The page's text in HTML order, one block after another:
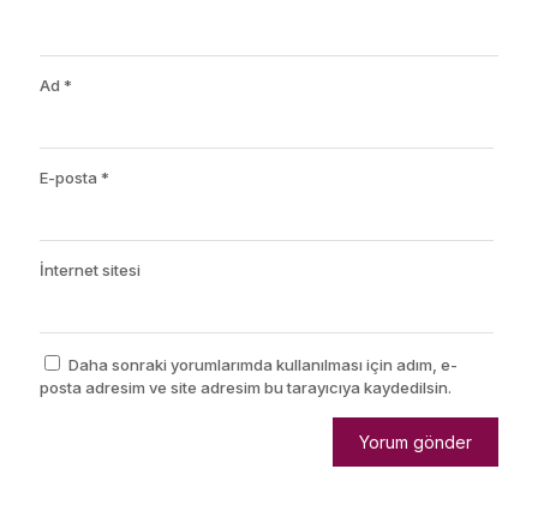
Ad *
E-posta *
İnternet sitesi
Daha sonraki yorumlarımda kullanılması için adım, e-
posta adresim ve site adresim bu tarayıcıya kaydedilsin.